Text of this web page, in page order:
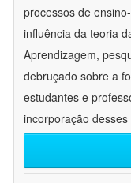
processos de
influência da teoria
Aprendizagem,
debruçado sobre a
estudantes e
incorporação desses